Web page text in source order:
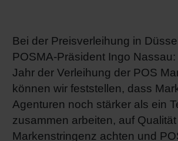
Bei der Preisverleihung in
POSMA-Präsident Ingo Nassau:
Jahr der Verleihung der POS
können wir feststellen, dass
Agenturen noch stärker als ein
zusammen arbeiten, auf Qualität
Markenstringenz achten und